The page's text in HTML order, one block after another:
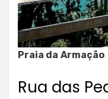
Praia da Armação
Rua das